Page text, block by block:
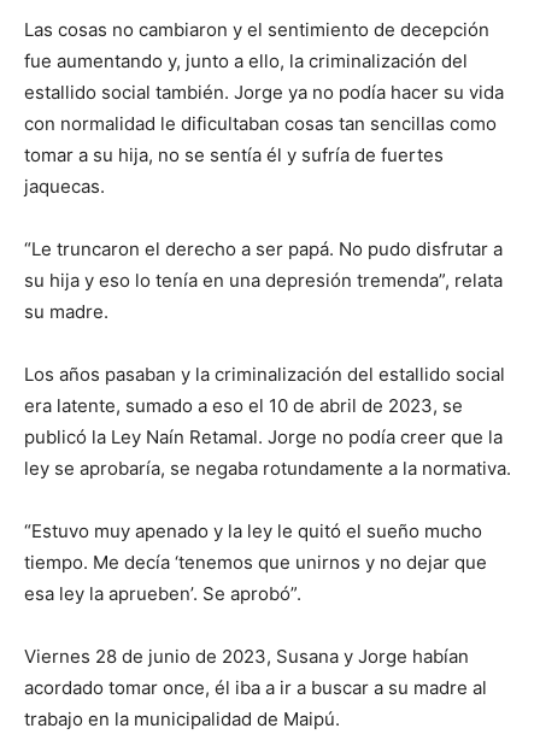
Las cosas no cambiaron y el sentimiento de decepción
fue aumentando y, junto a ello, la criminalización del
estallido social también. Jorge ya no podía hacer su vida
con normalidad le dificultaban cosas tan sencillas como
tomar a su hija, no se sentía él y sufría de fuertes
jaquecas.
“Le truncaron el derecho a ser papá. No pudo disfrutar a
su hija y eso lo tenía en una depresión tremenda”, relata
su madre.
Los años pasaban y la criminalización del estallido social
era latente, sumado a eso el 10 de abril de 2023, se
publicó la Ley Naín Retamal. Jorge no podía creer que la
ley se aprobaría, se negaba rotundamente a la normativa.
“Estuvo muy apenado y la ley le quitó el sueño mucho
tiempo. Me decía ‘tenemos que unirnos y no dejar que
esa ley la aprueben’. Se aprobó”.
Viernes 28 de junio de 2023, Susana y Jorge habían
acordado tomar once, él iba a ir a buscar a su madre al
trabajo en la municipalidad de Maipú.